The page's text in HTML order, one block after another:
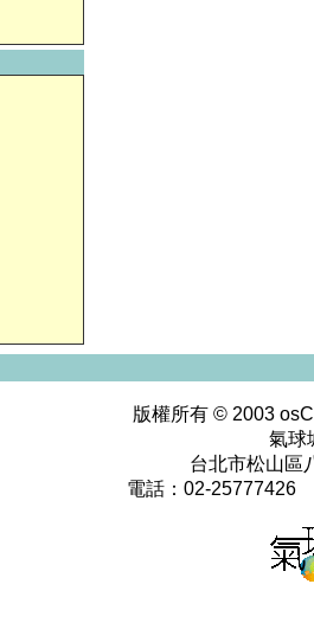
版權所有 © 2003
氣球
台北市松山區
電話：02-25777426